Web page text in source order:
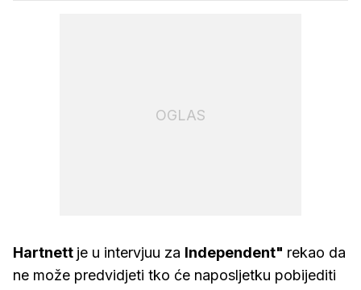
OGLAS
Hartnett je u intervjuu za Independent" rekao da
ne može predvidjeti tko će naposljetku pobijediti